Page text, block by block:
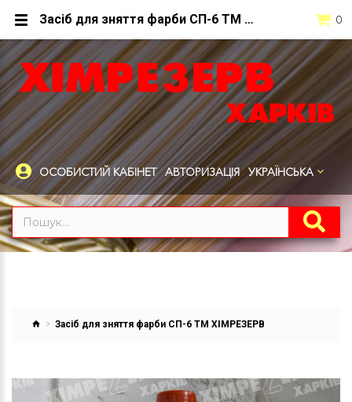
0
ОСОБИСТИЙ КАБІНЕТ АВТОРИЗАЦІЯ УКРАЇНСЬКА
Засіб для зняття фарби СП-6 ТМ ХІМРЕЗЕРВ
Засіб для зняття фарби СП-6 ТМ ХІМРЕЗЕРВ